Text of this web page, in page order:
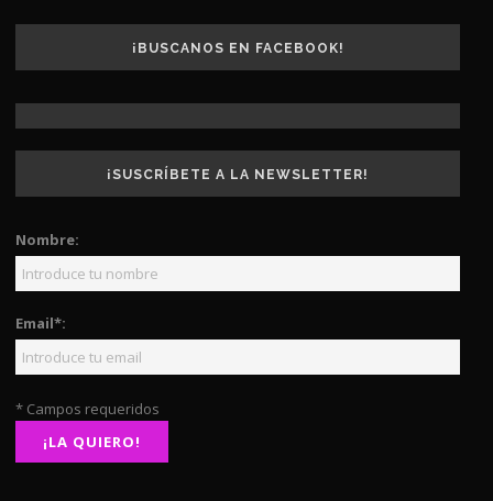
¡BUSCANOS EN FACEBOOK!
¡SUSCRÍBETE A LA NEWSLETTER!
Nombre:
Email*:
* Campos requeridos